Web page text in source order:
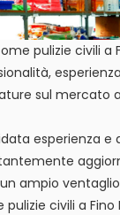
pulizie civili a
sul mercato
esperienza e
ampio
civili a Fino